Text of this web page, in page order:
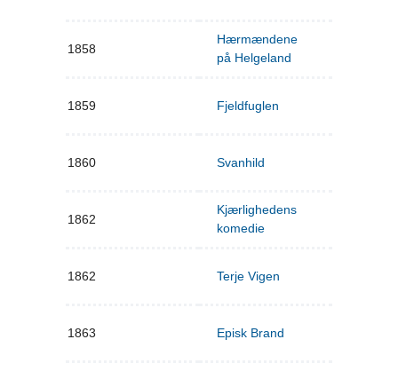
1858
Hærmændene
på Helgeland
1859 Fjeldfuglen
1860 Svanhild
1862
Kjærlighedens
komedie
1862 Terje Vigen
1863 Episk Brand